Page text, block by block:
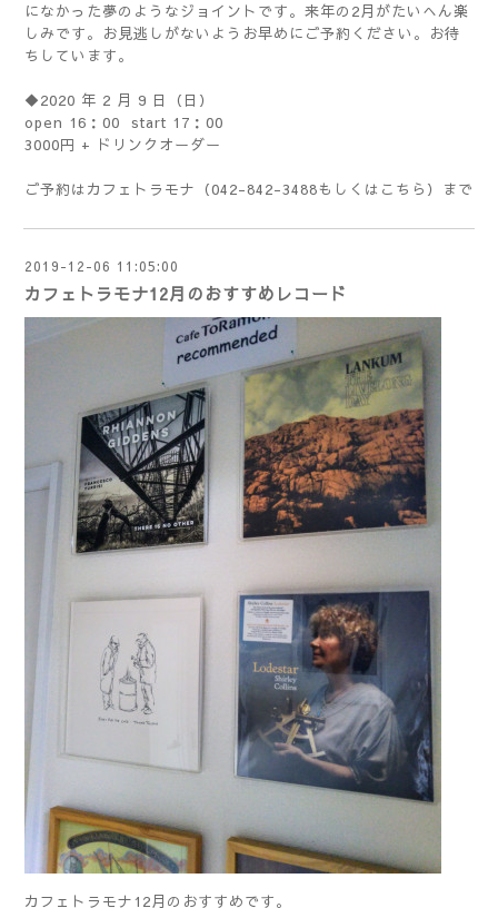
になかった夢のようなジョイントです。来年の2月がたいへん楽
しみです。お見逃しがないようお早めにご予約ください。お待
ちしています。
◆2020 年 2 月 9 日（日）
open 16：00 start 17：00
3000円 + ドリンクオーダー
ご予約はカフェトラモナ（042-842-3488もしくは こちら ）まで
2019-12-06 11:05:00
カフェトラモナ12月のおすすめレコード
カフェトラモナ12月のおすすめです。